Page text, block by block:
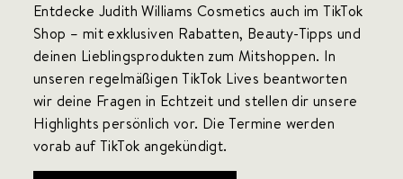
Entdecke Judith Williams Cosmetics auch im TikTok
Shop – mit exklusiven Rabatten, Beauty-Tipps und
deinen Lieblingsprodukten zum Mitshoppen. In
unseren regelmäßigen TikTok Lives beantworten
wir deine Fragen in Echtzeit und stellen dir unsere
Highlights persönlich vor. Die Termine werden
vorab auf TikTok angekündigt.